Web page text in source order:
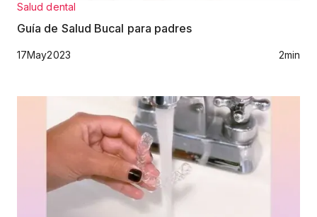
Salud dental
Guía de Salud Bucal para padres
17May2023 2min